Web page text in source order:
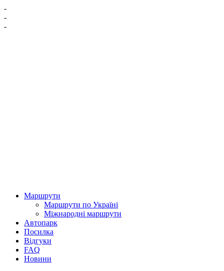
-
-
-
Маршрути
Маршрути по Україні
Міжнародні маршрути
Автопарк
Посилка
Відгуки
FAQ
Новини